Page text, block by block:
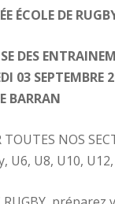
ÉE ÉCOLE DE
DES
03 SEPTEMBRE
BARRAN
TOUTES NOS
U6, U8, U10,